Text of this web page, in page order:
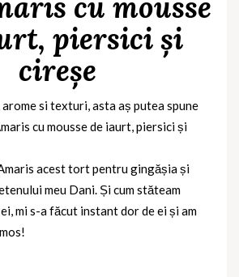
piersici și
cireșe
si texturi, asta aș putea spune
cu mousse de iaurt, piersici și
acest tort pentru gingășia și
meu Dani. Și cum stăteam
mi s-a făcut instant dor de ei și am